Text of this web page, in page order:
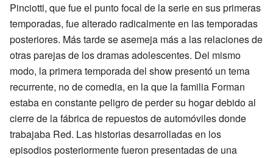
Pinciotti, que fue el punto focal de la serie en sus primeras
temporadas, fue alterado radicalmente en las temporadas
posteriores. Más tarde se asemeja más a las relaciones de
otras parejas de los dramas adolescentes. Del mismo
modo, la primera temporada del show presentó un tema
recurrente, no de comedia, en la que la familia Forman
estaba en constante peligro de perder su hogar debido al
cierre de la fábrica de repuestos de automóviles donde
trabajaba Red. Las historias desarrolladas en los
episodios posteriormente fueron presentadas de una